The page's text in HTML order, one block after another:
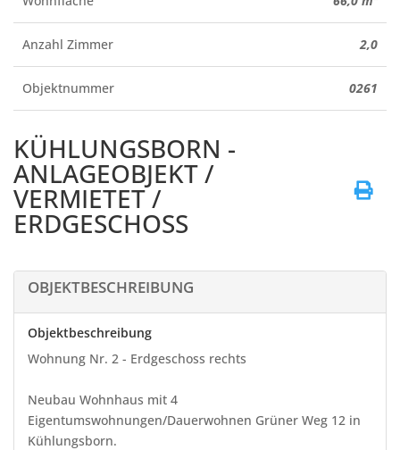
Anzahl Zimmer 2,0
Objektnummer 0261
KÜHLUNGSBORN -
ANLAGEOBJEKT /
VERMIETET /
ERDGESCHOSS
OBJEKTBESCHREIBUNG
Objektbeschreibung
Wohnung Nr. 2 - Erdgeschoss rechts
Neubau Wohnhaus mit 4
Eigentumswohnungen/Dauerwohnen Grüner Weg 12 in
Kühlungsborn.